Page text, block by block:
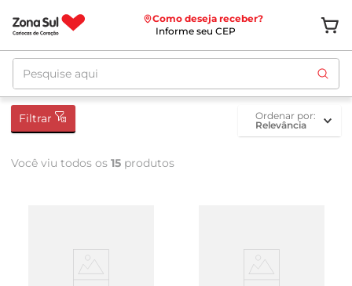
Como deseja receber?
Informe seu CEP
Pesquise aqui
Filtrar
ordenar por
Relevância
Você viu todos os 15 produtos